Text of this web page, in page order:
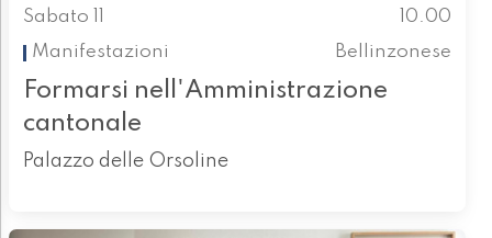
Sabato 11
10.00
Manifestazioni
Bellinzonese
Formarsi nell'Amministrazione
cantonale
Palazzo delle Orsoline